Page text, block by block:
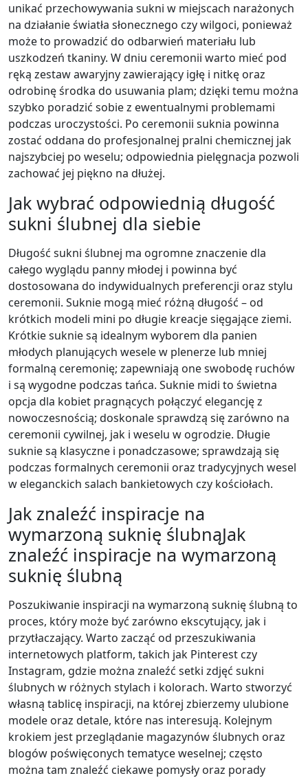
unikać przechowywania sukni w miejscach narażonych
na działanie światła słonecznego czy wilgoci, ponieważ
może to prowadzić do odbarwień materiału lub
uszkodzeń tkaniny. W dniu ceremonii warto mieć pod
ręką zestaw awaryjny zawierający igłę i nitkę oraz
odrobinę środka do usuwania plam; dzięki temu można
szybko poradzić sobie z ewentualnymi problemami
podczas uroczystości. Po ceremonii suknia powinna
zostać oddana do profesjonalnej pralni chemicznej jak
najszybciej po weselu; odpowiednia pielęgnacja pozwoli
zachować jej piękno na dłużej.
Jak wybrać odpowiednią długość
sukni ślubnej dla siebie
Długość sukni ślubnej ma ogromne znaczenie dla
całego wyglądu panny młodej i powinna być
dostosowana do indywidualnych preferencji oraz stylu
ceremonii. Suknie mogą mieć różną długość – od
krótkich modeli mini po długie kreacje sięgające ziemi.
Krótkie suknie są idealnym wyborem dla panien
młodych planujących wesele w plenerze lub mniej
formalną ceremonię; zapewniają one swobodę ruchów
i są wygodne podczas tańca. Suknie midi to świetna
opcja dla kobiet pragnących połączyć elegancję z
nowoczesnością; doskonale sprawdzą się zarówno na
ceremonii cywilnej, jak i weselu w ogrodzie. Długie
suknie są klasyczne i ponadczasowe; sprawdzają się
podczas formalnych ceremonii oraz tradycyjnych wesel
w eleganckich salach bankietowych czy kościołach.
Jak znaleźć inspiracje na
wymarzoną suknię ślubnąJak
znaleźć inspiracje na wymarzoną
suknię ślubną
Poszukiwanie inspiracji na wymarzoną suknię ślubną to
proces, który może być zarówno ekscytujący, jak i
przytłaczający. Warto zacząć od przeszukiwania
internetowych platform, takich jak Pinterest czy
Instagram, gdzie można znaleźć setki zdjęć sukni
ślubnych w różnych stylach i kolorach. Warto stworzyć
własną tablicę inspiracji, na której zbierzemy ulubione
modele oraz detale, które nas interesują. Kolejnym
krokiem jest przeglądanie magazynów ślubnych oraz
blogów poświęconych tematyce weselnej; często
można tam znaleźć ciekawe pomysły oraz porady